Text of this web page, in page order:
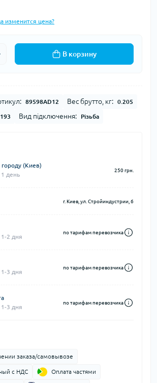
изменится цена?
В корзину
89598AD12 Вес брутто, кг: 0.205
Вид підключення: Різьба
(Киев)
день
250 грн.
г. Киев, ул. Стройиндустрии, 6
2 дня
по тарифам перевозчика
3 дня
по тарифам перевозчика
3 дня
по тарифам перевозчика
заказа/самовывозе
с НДС Оплата частями